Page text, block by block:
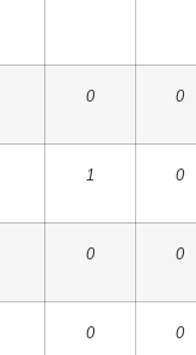
0 0
1 0
0 0
0 0